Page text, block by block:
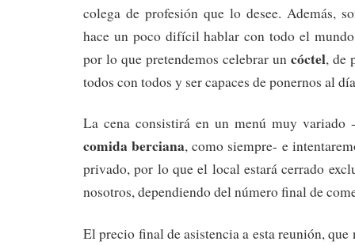
colega de profesión que lo desee. Además,
hace un poco difícil hablar con todo el mundo
por lo que pretendemos celebrar uncóctel, de
todos con todos y ser capaces de ponernos al
La cena consistirá en un menú muy variado
comida berciana, como siempre- e
privado, por lo que el local estará cerrado
nosotros, dependiendo del número final de
El precio final de asistencia a esta reunión,